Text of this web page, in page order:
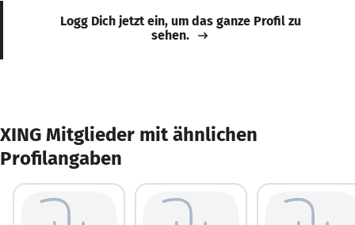
Logg Dich jetzt ein, um das ganze Profil zu
sehen.
XING Mitglieder mit ähnlichen
Profilangaben